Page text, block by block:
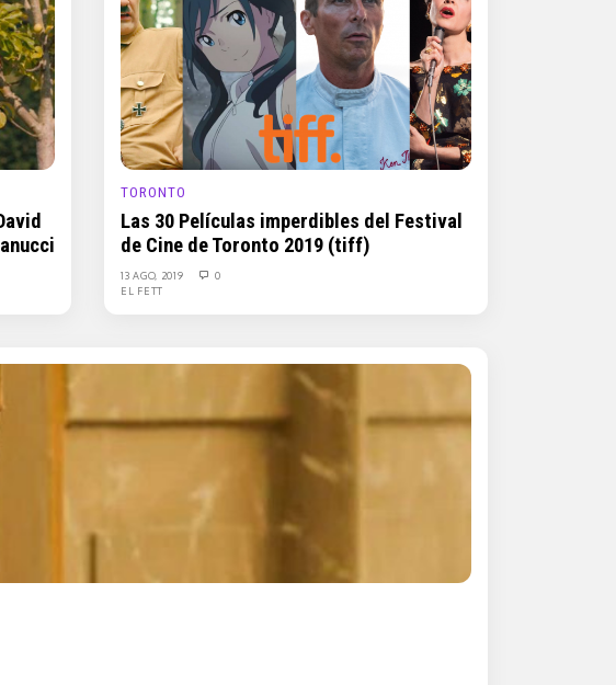
TORONTO
Las 30 Películas imperdibles del Festival
de Cine de Toronto 2019 (tiff)
13 AGO, 2019
0
EL FETT